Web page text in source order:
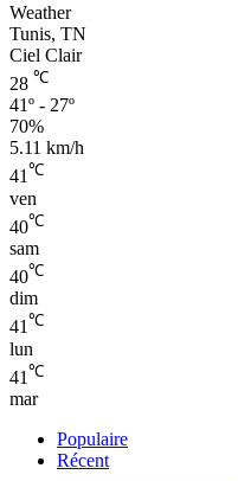
Weather
Tunis, TN
Ciel Clair
28 ℃
41º - 27º
70%
5.11 km/h
41℃
ven
40℃
sam
40℃
dim
41℃
lun
41 ℃
mar
Populaire
Récent